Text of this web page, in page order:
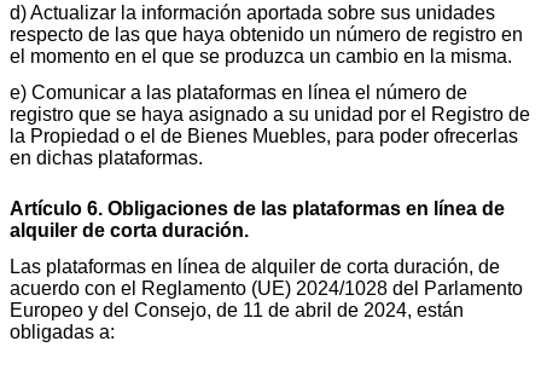
d) Actualizar la información aportada sobre sus unidades
respecto de las que haya obtenido un número de registro en
el momento en el que se produzca un cambio en la misma.
e) Comunicar a las plataformas en línea el número de
registro que se haya asignado a su unidad por el Registro de
la Propiedad o el de Bienes Muebles, para poder ofrecerlas
en dichas plataformas.
Artículo 6. Obligaciones de las plataformas en línea de
alquiler de corta duración.
Las plataformas en línea de alquiler de corta duración, de
acuerdo con el Reglamento (UE) 2024/1028 del Parlamento
Europeo y del Consejo, de 11 de abril de 2024, están
obligadas a: